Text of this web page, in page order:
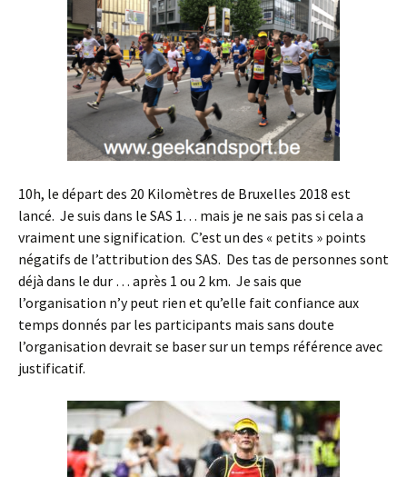
10h, le départ des 20 Kilomètres de Bruxelles 2018 est
lancé. Je suis dans le SAS 1… mais je ne sais pas si cela a
vraiment une signification. C’est un des « petits » points
négatifs de l’attribution des SAS. Des tas de personnes sont
déjà dans le dur … après 1 ou 2 km. Je sais que
l’organisation n’y peut rien et qu’elle fait confiance aux
temps donnés par les participants mais sans doute
l’organisation devrait se baser sur un temps référence avec
justificatif.